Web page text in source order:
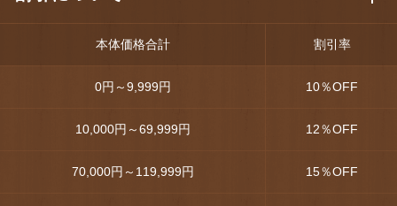
本体価格合計 割引率
0円～9,999円 10％OFF
10,000円～69,999円 12％OFF
70,000円～119,999円 15％OFF